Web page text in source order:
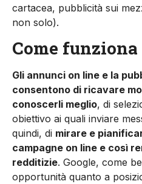
cartacea, pubblicità sui
non solo).
Come funziona
Gli annunci on line e la
consentono di ricavare
conoscerli meglio, di
obietti­vo ai quali inviare
quindi, di mirare e
campagne on line e così
redditizie. Google, come
opportunità quan­to a